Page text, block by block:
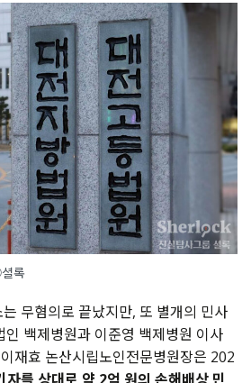
록
무혐의로 끝났지만, 또 별개의 민사
인 백제병원과 이준영 백제병원 이사
재효 논산시립노인전문병원장은 202